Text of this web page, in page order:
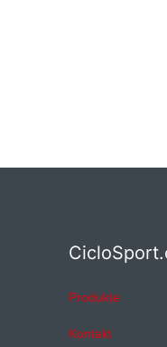
Produkte
Kontakt